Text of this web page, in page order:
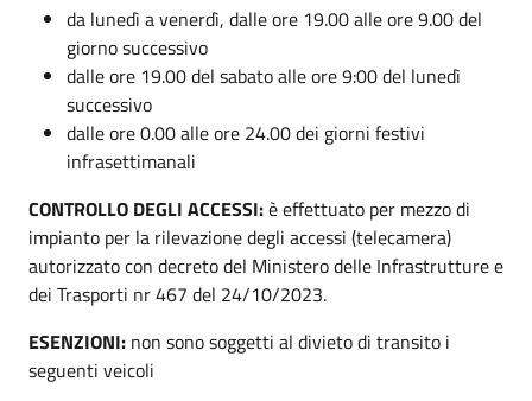
da lunedì a venerdì, dalle ore 19.00 alle ore 9.00 del
giorno successivo
dalle ore 19.00 del sabato alle ore 9:00 del lunedì
successivo
dalle ore 0.00 alle ore 24.00 dei giorni festivi
infrasettimanali
CONTROLLO DEGLI ACCESSI:è effettuato per mezzo di
impianto per la rilevazione degli accessi (telecamera)
autorizzato con decreto del Ministero delle Infrastrutture e
dei Trasporti nr 467 del 24/10/2023.
ESENZIONI: non sono soggetti al divieto di transito i
seguenti veicoli